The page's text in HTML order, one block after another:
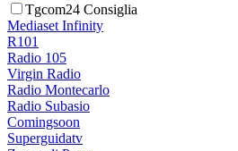
Tgcom24 Consiglia
Mediaset Infinity
R101
Radio 105
Virgin Radio
Radio Montecarlo
Radio Subasio
Comingsoon
Superguidatv